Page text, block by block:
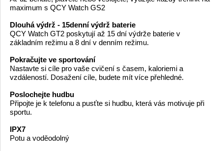
maximum s QCY Watch GS2
Dlouhá výdrž - 15denní výdrž baterie
QCY Watch GT2 poskytují až 15 dní výdrže baterie v
základním režimu a 8 dní v denním režimu.
Pokračujte ve sportování
Nastavte si cíle pro vaše cvičení s časem, kaloriemi a
vzdáleností. Dosažení cíle, budete mít více přehledné.
Poslochejte hudbu
Připojte je k telefonu a pusťte si hudbu, která vás motivuje při
sportu.
IPX7
Potu a voděodolný